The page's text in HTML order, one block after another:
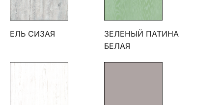
ЕЛЬ СИЗАЯ
ЗЕЛЕНЫЙ ПАТИНА
БЕЛАЯ